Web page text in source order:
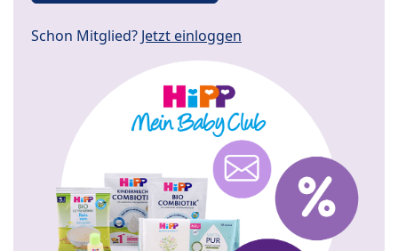
Schon Mitglied? Jetzt einloggen